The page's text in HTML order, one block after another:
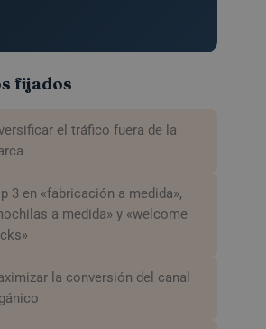
fijados
el tráfico fuera de la
3 en «fabricación a medida»,
a medida» y «welcome
la conversión del canal